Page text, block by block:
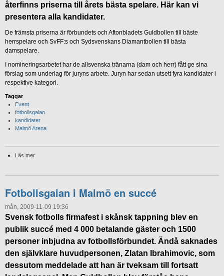
återfinns priserna till årets bästa spelare. Här kan vi
presentera alla kandidater.
De främsta priserna är förbundets och Aftonbladets Guldbollen till bäste
herrspelare och SvFF:s och Sydsvenskans Diamantbollen till bästa
damspelare.
I nomineringsarbetet har de allsvenska tränarna (dam och herr) fått ge sina
förslag som underlag för juryns arbete. Juryn har sedan utsett fyra kandidater i
respektive kategori.
Taggar
Event
fotbollsgalan
kandidater
Malmö Arena
Läs mer
Fotbollsgalan i Malmö en succé
mån, 2009-11-09 19:36
Svensk fotbolls firmafest i skånsk tappning blev en
publik succé med 4 000 betalande gäster och 1500
personer inbjudna av fotbollsförbundet. Ändå saknades
den självklare huvudpersonen, Zlatan Ibrahimovic, som
dessutom meddelade att han är tveksam till fortsatt